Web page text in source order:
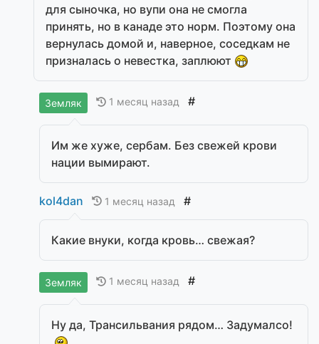
для сыночка, но вупи она не смогла
принять, но в канаде это норм. Поэтому она
вернулась домой и, наверное, соседкам не
призналась о невестка, заплюют
Земляк 1 месяц назад #
Им же хуже, сербам. Без свежей крови
нации вымирают.
kol4dan 1 месяц назад #
Какие внуки, когда кровь… свежая?
Земляк 1 месяц назад #
Ну да, Трансильвания рядом… Задумалсо!